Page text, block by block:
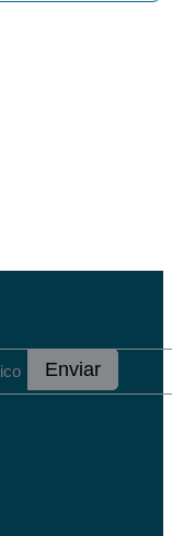
Enviar